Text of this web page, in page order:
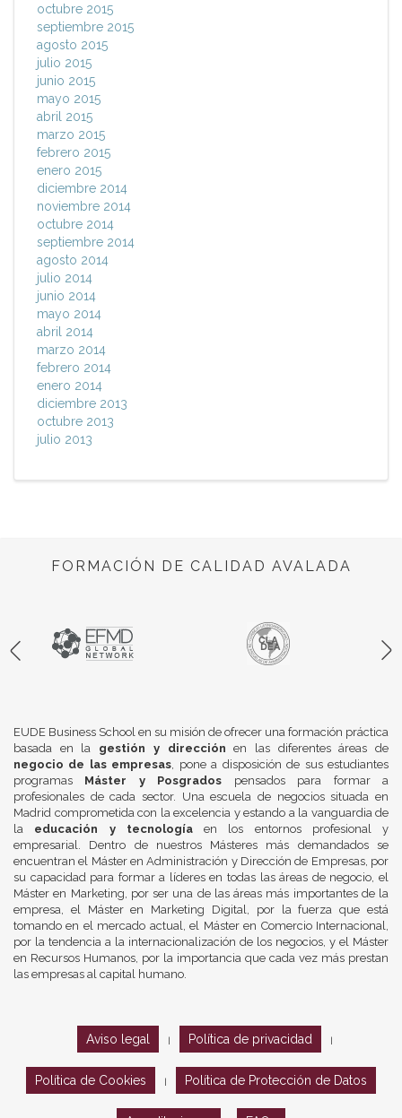
octubre 2015
septiembre 2015
agosto 2015
julio 2015
junio 2015
mayo 2015
abril 2015
marzo 2015
febrero 2015
enero 2015
diciembre 2014
noviembre 2014
octubre 2014
septiembre 2014
agosto 2014
julio 2014
junio 2014
mayo 2014
abril 2014
marzo 2014
febrero 2014
enero 2014
diciembre 2013
octubre 2013
julio 2013
FORMACIÓN DE CALIDAD AVALADA
EUDE Business School en su misión de ofrecer una formación práctica
basada en la gestión y dirección en las diferentes áreas de
negocio de las empresas, pone a disposición de sus estudiantes
programas Máster y Posgrados pensados para formar a
profesionales de cada sector. Una escuela de negocios situada en
Madrid comprometida con la excelencia y estando a la vanguardia de
la educación y tecnologíaen los entornos profesional y
empresarial. Dentro de nuestros Másteres más demandados se
encuentran el Máster en Administración y Dirección de Empresas, por
su capacidad para formar a líderes en todas las áreas de negocio, el
Máster en Marketing, por ser una de las áreas más importantes de la
empresa, el Máster en Marketing Digital, por la fuerza que está
tomando en el mercado actual, el Máster en Comercio Internacional,
por la tendencia a la internacionalización de los negocios, y el Máster
en Recursos Humanos, por la importancia que cada vez más prestan
las empresas al capital humano.
Aviso legal Política de privacidad
Política de Cookies Política de Protección de Datos